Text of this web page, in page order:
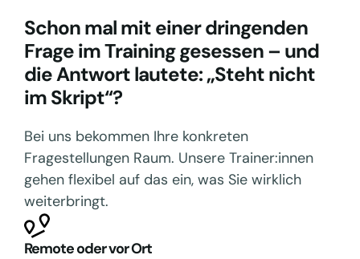
Schon mal mit einer dringenden
Frage im Training gesessen – und
die Antwort lautete: „Steht nicht
im Skript“?
Bei uns bekommen Ihre konkreten
Fragestellungen Raum. Unsere Trainer:innen
gehen flexibel auf das ein, was Sie wirklich
weiterbringt.
Remote oder vor Ort